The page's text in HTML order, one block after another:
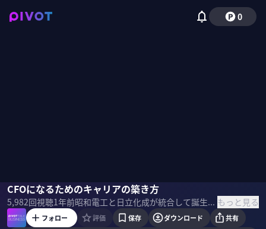
0
CFOになるためのキャリアの築き方
5,982回視聴1年前 昭和電工と日立化成が統合して誕生したレゾナック。１兆円買収後にどう組織改革をし、CFO組織を整えたのか？CFOのリアルな仕事とは何なのか？メリルリンチ、ソニーなどを経てレゾナックCFOに就任した染宮秀樹CFOに聞いた。 もっと見る
染宮秀樹佐々木紀彦
フォロー 評価 保存 ダウンロード 共有